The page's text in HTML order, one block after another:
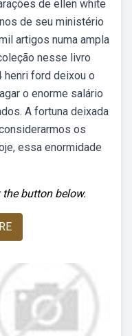
de ellen white
de seu ministério
artigos numa ampla
nesse livro
henri ford deixou o
o enorme salário
A fortuna deixada
os
essa enormidade
button below.